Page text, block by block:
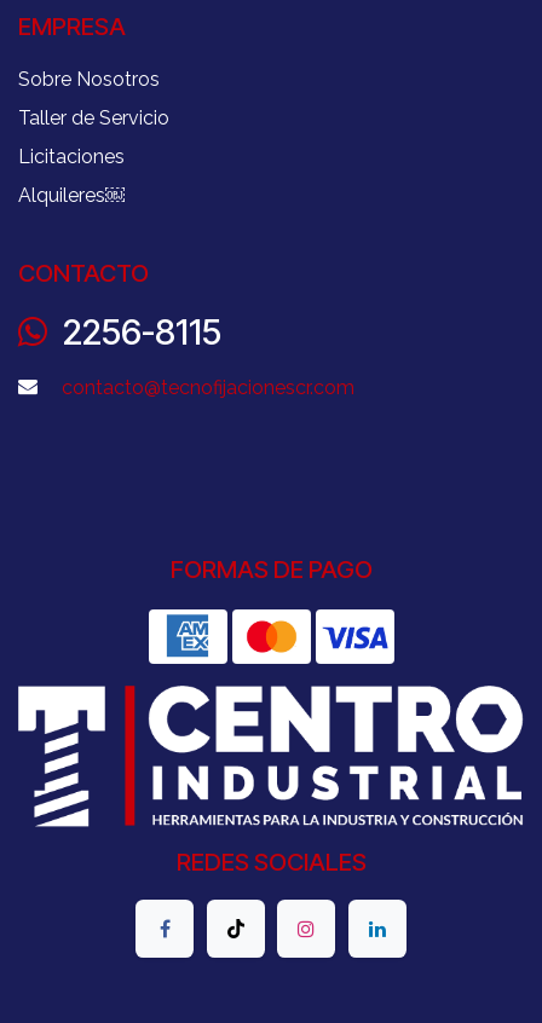
EMPRESA
Sobre Nosotros
Taller de Servicio
Licitaciones
Alquileres￼
CONTACTO
2256-8115
contacto@tecnofijacionescr.com
FORMAS DE PAGO
REDES SOCIALES